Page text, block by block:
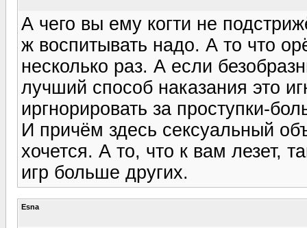
А чего вы ему когти не
ж воспитывать надо. А то что
несколько раз. А если
лучший способ наказания это
иргнорировать за проступки-
И причём здесь сексуальный
хочется. А то, что к вам лезет,
игр больше других.
Esna